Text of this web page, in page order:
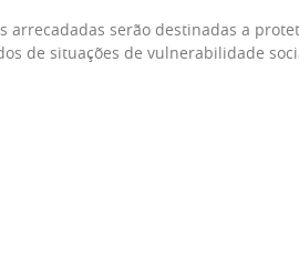
arrecadadas serão destinadas a
de situações de vulnerabilidade